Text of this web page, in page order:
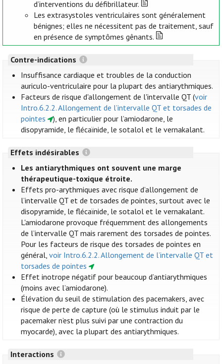
d’interventions du défibrillateur.
Les extrasystoles ventriculaires sont généralement
bénignes; elles ne nécessitent pas de traitement, sauf
en présence de symptômes gênants.
Contre-indications
Insuffisance cardiaque et troubles de la conduction
auriculo-ventriculaire pour la plupart des antiarythmiques.
Facteurs de risque d'allongement de l'intervalle QT (voir
Intro.6.2.2. Allongement de l’intervalle QT et torsades de
pointes
), en particulier pour l’amiodarone, le
disopyramide, le flécaïnide, le sotalol et le vernakalant.
Effets indésirables
Les antiarythmiques ont souvent une marge
thérapeutique-toxique étroite.
Effets pro-arythmiques avec risque d’allongement de
l’intervalle QT et de torsades de pointes, surtout avec le
disopyramide, le flécaïnide, le sotalol et le vernakalant.
L'amiodarone provoque fréquemment des allongements
de l’intervalle QT mais rarement des torsades de pointes.
Pour les facteurs de risque des torsades de pointes en
général,voir Intro.6.2.2. Allongement de l’intervalle QT et
torsades de pointes
Effet inotrope négatif pour beaucoup d’antiarythmiques
(moins avec l’amiodarone).
Élévation du seuil de stimulation des pacemakers, avec
risque de perte de capture (où le stimulus induit par le
pacemaker n’est plus suivi par une contraction du
myocarde), avec la plupart des antiarythmiques.
Interactions